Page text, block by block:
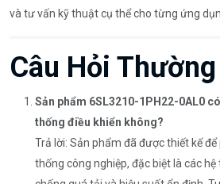
và tư vấn kỹ thuật cụ thể cho từng ứng
Câu Hỏi
Sản phẩm 6SL3210-1PH22-0AL0
thống điều khiển không?
Trả lời: Sản phẩm đã được thiết kế
thống công nghiệp, đặc biệt là các